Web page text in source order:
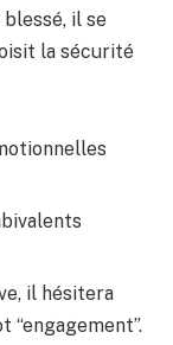
il se
la sécurité
il hésitera
“engagement”.